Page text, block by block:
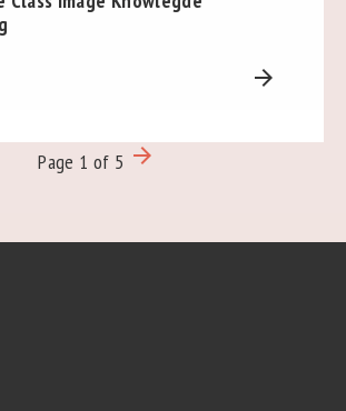
arrow_forward
Page 1 of 5 arrow_forward